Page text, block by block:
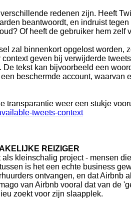
redenen zijn. Heeft
beantwoordt, en indruist
Of heeft de gebruiker hem
zal binnenkort opgelost worden,
context geven bij verwijderde
tekst kan bijvoorbeeld een
beschermde account,
transparantie weer een stukje
tweets-context
REIZIGER
als kleinschalig project - mensen
is het een echte business
ontvangen, en dat Airbnb
van Airbnb vooral dat van de
zoekt voor zijn slaapplek.